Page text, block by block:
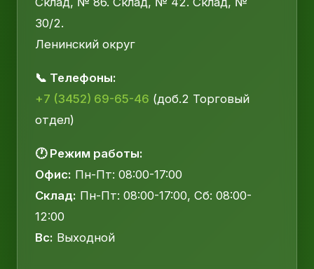
30/2.
Ленинский округ
📞 Телефоны:
+7 (3452) 69-65-46 (доб.2 Торговый
отдел)
🕐 Режим работы:
Офис: Пн-Пт: 08:00-17:00
Склад: Пн-Пт: 08:00-17:00, Сб: 08:00-
12:00
Вс: Выходной